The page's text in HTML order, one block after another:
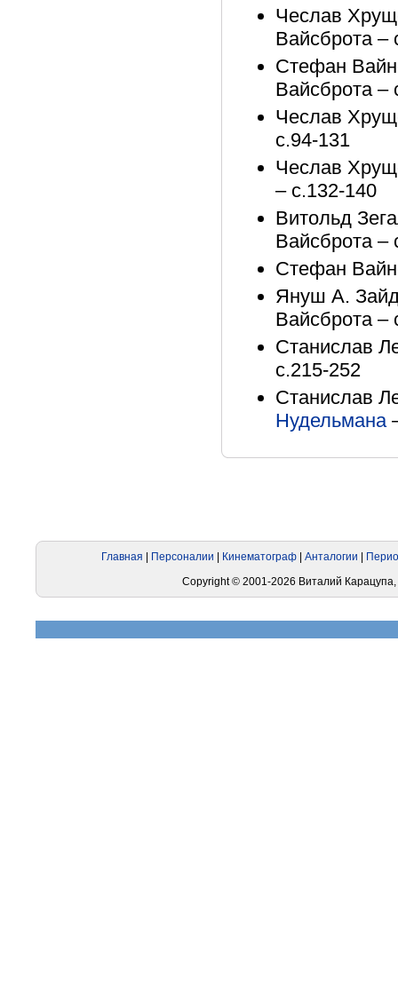
Чеслав
Вайсброта –
Стефан
Вайсброта –
Чеслав
с.94-131
Чеслав
– с.132-140
Витольд
Вайсброта –
Стефан
Януш А.
Вайсброта –
Станислав
с.215-252
Станислав
Нудельмана